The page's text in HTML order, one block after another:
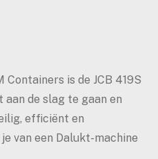
is de JCB 419S
de slag te gaan en
efficiënt en
van een Dalukt-machine